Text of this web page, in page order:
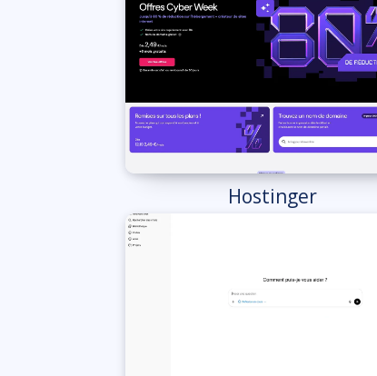
Hostinger